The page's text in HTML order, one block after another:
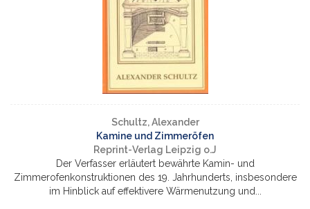
Schultz, Alexander
Kamine und Zimmeröfen
Reprint-Verlag Leipzig o.J
Der Verfasser erläutert bewährte Kamin- und
Zimmerofenkonstruktionen des 19. Jahrhunderts, insbesondere
im Hinblick auf effektivere Wärmenutzung und...